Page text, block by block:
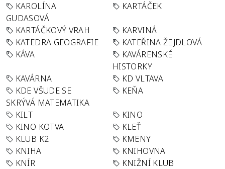
KAROLÍNA
GUDASOVÁ
KARTÁČEK
KARTÁČKOVÝ VRAH
KARVINÁ
KATEDRA GEOGRAFIE
KATEŘINA ŽEJDLOVÁ
KÁVA
KAVÁRENSKÉ
HISTORKY
KAVÁRNA
KD VLTAVA
KDE VŠUDE SE
SKRÝVÁ MATEMATIKA
KEŇA
KILT
KINO
KINO KOTVA
KLEŤ
KLUB K2
KMENY
KNIHA
KNIHOVNA
KNÍR
KNIŽNÍ KLUB